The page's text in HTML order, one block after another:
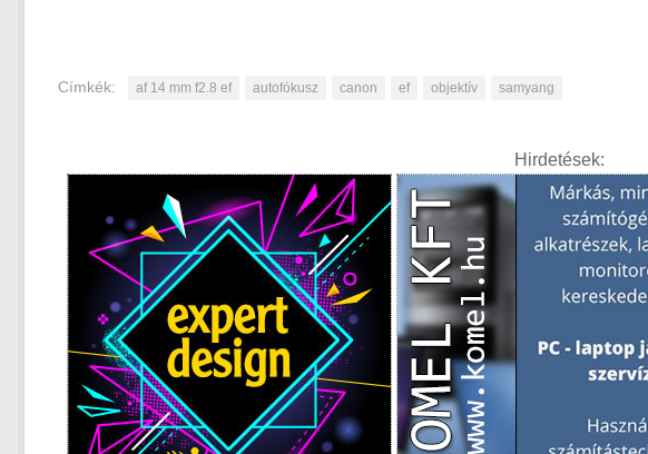
Címkék: af 14 mm f2.8 ef autofókusz canon ef objektív samyang
Hirdetések: